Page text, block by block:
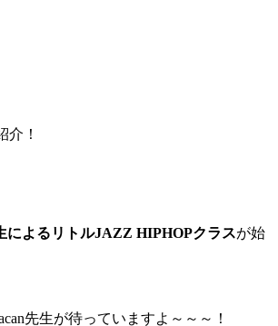
介！
によるリトルJAZZ HIPHOPクラスが始
先生が待っていますよ～～～！